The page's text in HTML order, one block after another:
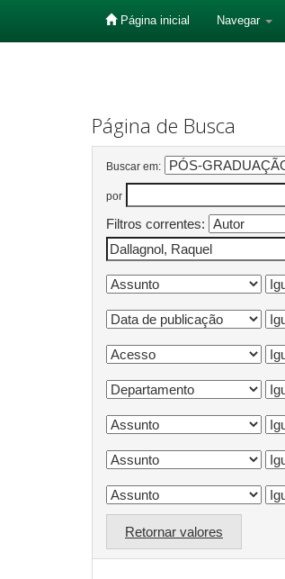
Página inicial Navegar
Página de Busca
Buscar em:
por
Filtros correntes:
Retornar valores